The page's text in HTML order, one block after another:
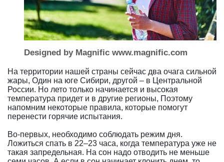
Designed by Magnific www.magnific.com
На территории нашей страны сейчас два очага сильной
жары, Один на юге Сибири, другой – в Центральной
России. Но лето только начинается и высокая
температура придет и в другие регионы, Поэтому
напомним некоторые правила, которые помогут
перенести горячие испытания.
Во-первых, необходимо соблюдать режим дня.
Ложиться спать в 22–23 часа, когда температура уже не
такая запредельная. На сон надо отводить не меньше